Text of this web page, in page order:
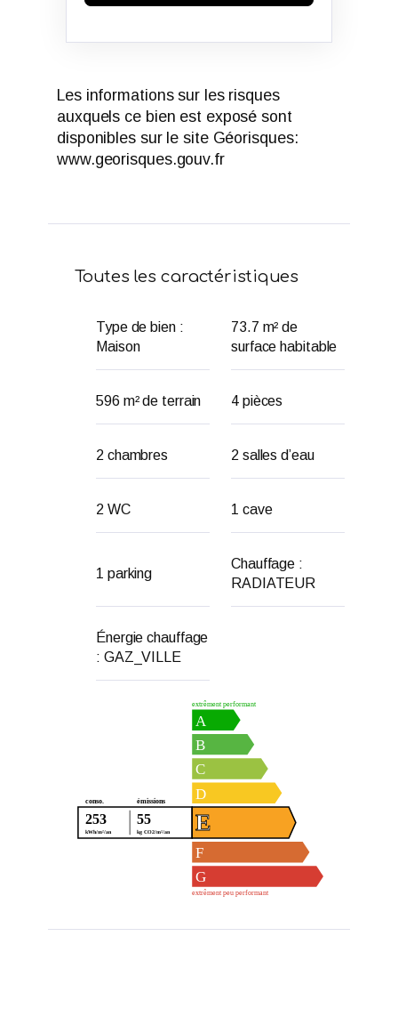
Les informations sur les risques
auxquels ce bien est exposé sont
disponibles sur le site Géorisques:
www.georisques.gouv.fr
Toutes les caractéristiques
Type de bien :
Maison
73.7 m² de
surface habitable
596 m² de terrain 4 pièces
2 chambres 2 salles d’eau
2 WC 1 cave
1 parking
Chauffage :
RADIATEUR
Énergie chauffage
: GAZ_VILLE